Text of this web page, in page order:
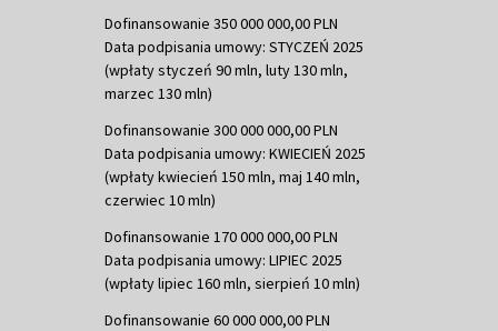
Dofinansowanie 350 000 000,00 PLN
Data podpisania umowy: STYCZEŃ 2025
(wpłaty styczeń 90 mln, luty 130 mln,
marzec 130 mln)
Dofinansowanie 300 000 000,00 PLN
Data podpisania umowy: KWIECIEŃ 2025
(wpłaty kwiecień 150 mln, maj 140 mln,
czerwiec 10 mln)
Dofinansowanie 170 000 000,00 PLN
Data podpisania umowy: LIPIEC 2025
(wpłaty lipiec 160 mln, sierpień 10 mln)
Dofinansowanie 60 000 000,00 PLN